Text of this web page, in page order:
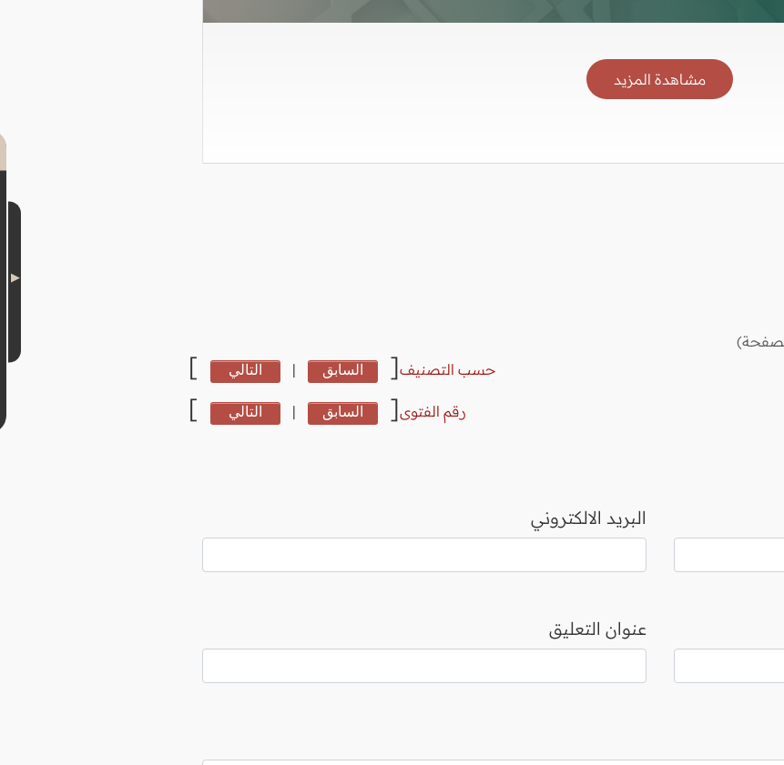
مشاهدة المزيد
حسب التصنيف[ السابق | التالي ]
رقم الفتوى[ السابق | التالي ]
البريد الالكتروني
عنوان التعليق